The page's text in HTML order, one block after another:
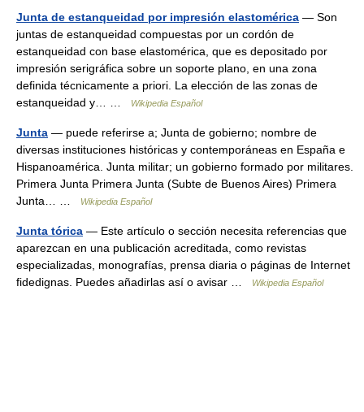
Junta de estanqueidad por impresión elastomérica — Son
juntas de estanqueidad compuestas por un cordón de
estanqueidad con base elastomérica, que es depositado por
impresión serigráfica sobre un soporte plano, en una zona
definida técnicamente a priori. La elección de las zonas de
estanqueidad y… …
Wikipedia Español
Junta — puede referirse a; Junta de gobierno; nombre de
diversas instituciones históricas y contemporáneas en España e
Hispanoamérica. Junta militar; un gobierno formado por militares.
Primera Junta Primera Junta (Subte de Buenos Aires) Primera
Junta… …
Wikipedia Español
Junta tórica — Este artículo o sección necesita referencias que
aparezcan en una publicación acreditada, como revistas
especializadas, monografías, prensa diaria o páginas de Internet
fidedignas. Puedes añadirlas así o avisar …
Wikipedia Español